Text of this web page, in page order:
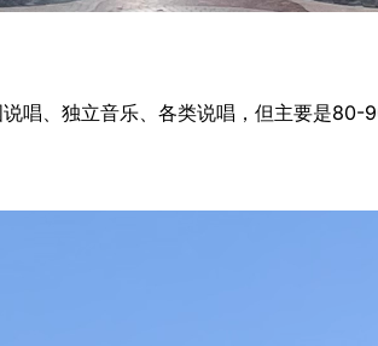
唱、独立音乐、各类说唱，但主要是80-